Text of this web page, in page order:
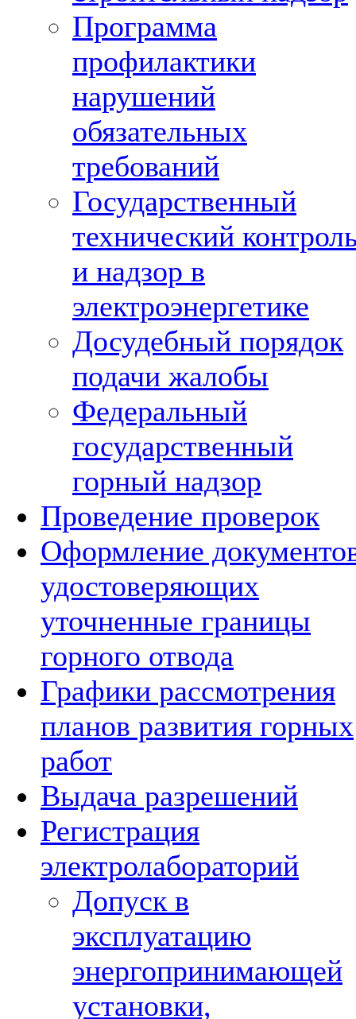
Программа
профилактики
нарушений
обязательных
требований
Государственный
технический
и надзор в
электроэнергетике
Досудебный порядок
подачи жалобы
Федеральный
государственный
горный надзор
Проведение проверок
Оформление
удостоверяющих
уточненные границы
горного отвода
Графики рассмотрения
планов развития горных
работ
Выдача разрешений
Регистрация
электролабораторий
Допуск в
эксплуатацию
энергопринимающей
установки,